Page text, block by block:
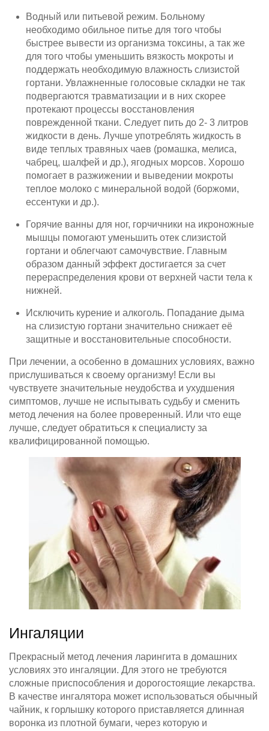
Водный или питьевой режим. Больному
необходимо обильное питье для того чтобы
быстрее вывести из организма токсины, а так же
для того чтобы уменьшить вязкость мокроты и
поддержать необходимую влажность слизистой
гортани. Увлажненные голосовые складки не так
подвергаются травматизации и в них скорее
протекают процессы восстановления
поврежденной ткани. Следует пить до 2- 3 литров
жидкости в день. Лучше употреблять жидкость в
виде теплых травяных чаев (ромашка, мелиса,
чабрец, шалфей и др.), ягодных морсов. Хорошо
помогает в разжижении и выведении мокроты
теплое молоко с минеральной водой (боржоми,
ессентуки и др.).
Горячие ванны для ног, горчичники на икроножные
мышцы помогают уменьшить отек слизистой
гортани и облегчают самочувствие. Главным
образом данный эффект достигается за счет
перераспределения крови от верхней части тела к
нижней.
Исключить курение и алкоголь. Попадание дыма
на слизистую гортани значительно снижает её
защитные и восстановительные способности.
При лечении, а особенно в домашних условиях, важно
прислушиваться к своему организму! Если вы
чувствуете значительные неудобства и ухудшения
симптомов, лучше не испытывать судьбу и сменить
метод лечения на более проверенный. Или что еще
лучше, следует обратиться к специалисту за
квалифицированной помощью.
Ингаляции
Прекрасный метод лечения ларингита в домашних
условиях это ингаляции. Для этого не требуются
сложные приспособления и дорогостоящие лекарства.
В качестве ингалятора может использоваться обычный
чайник, к горлышку которого приставляется длинная
воронка из плотной бумаги, через которую и